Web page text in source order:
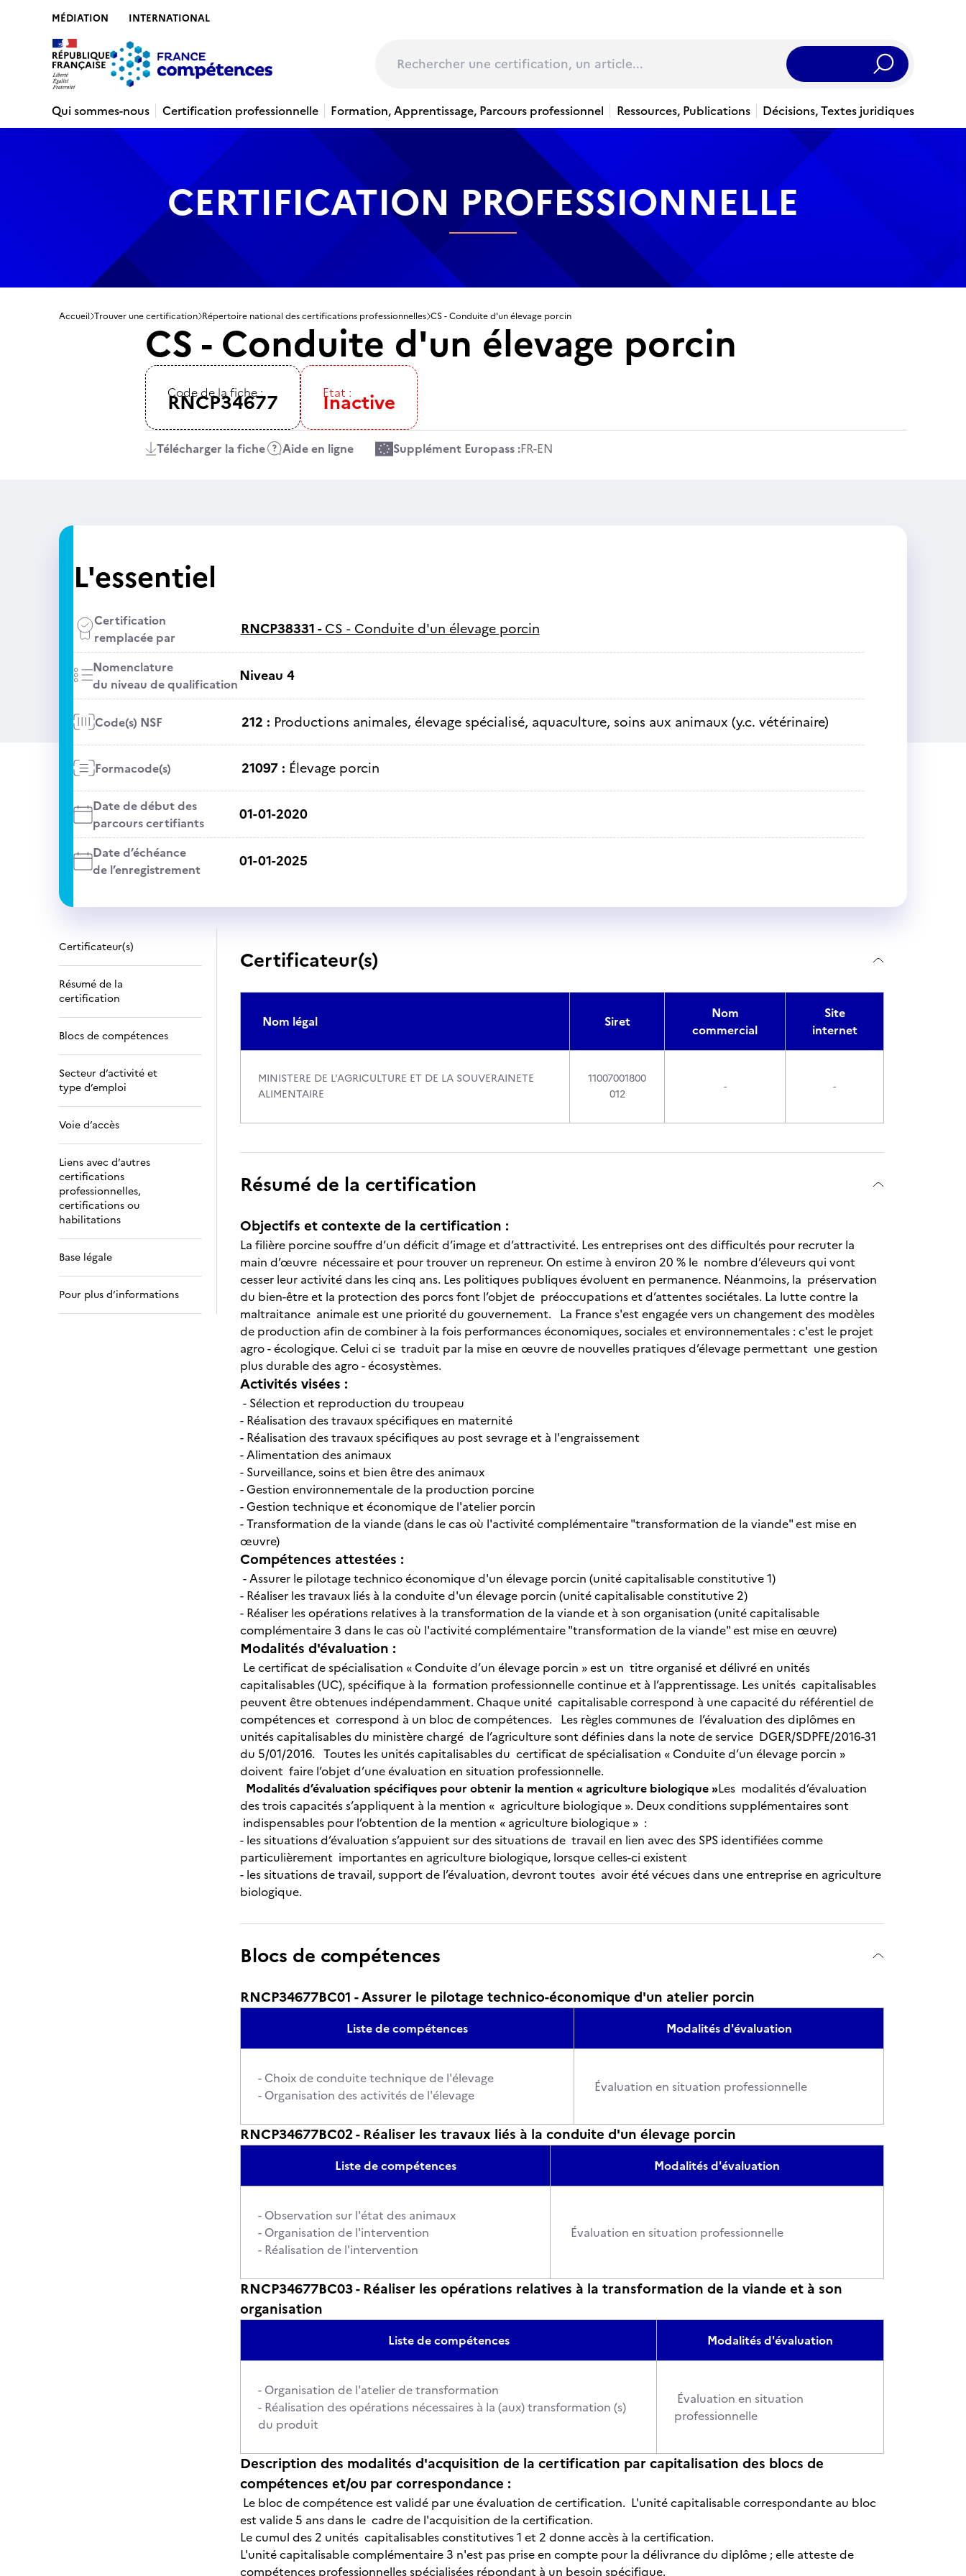
MÉDIATION INTERNATIONAL
Rechercher
Qui sommes-nous
Certification professionnelle Formation, Apprentissage, Parcours professionnel Ressources, Publications Décisions, Textes juridiques
CERTIFICATION PROFESSIONNELLE
Accueil Trouver une certification Répertoire national des certifications professionnelles CS - Conduite d'un élevage porcin
CS - Conduite d'un élevage porcin
Code de la fiche :
RNCP34677 Etat :
Inactive
Télécharger la fiche Aide en ligne Supplément Europass :FR-EN
L'essentiel
Certification
remplacée par
RNCP38331 -CS - Conduite d'un élevage porcin
Nomenclature
du niveau de qualificationNiveau 4
Code(s) NSF 212 : Productions animales, élevage spécialisé, aquaculture, soins aux animaux (y.c. vétérinaire)
Formacode(s) 21097 : Élevage porcin
Date de début des
parcours certifiants
01-01-2020
Date d’échéance
de l’enregistrement
01-01-2025
Certificateur(s)
Résumé de la
certification
Blocs de compétences
Secteur d’activité et
type d’emploi
Voie d’accès
Liens avec d’autres
certifications
professionnelles,
certifications ou
habilitations
Base légale
Pour plus d’informations
Certificateur(s)
Nom légal Siret
Nom
commercial
Site
internet
MINISTERE DE L'AGRICULTURE ET DE LA SOUVERAINETE
ALIMENTAIRE
11007001800
012
- -
Résumé de la certification
Objectifs et contexte de la certification :
La filière porcine souffre d’un déficit d’image et d’attractivité. Les entreprises ont des difficultés pour recruter la
main d’œuvre nécessaire et pour trouver un repreneur. On estime à environ 20 % le nombre d’éleveurs qui vont
cesser leur activité dans les cinq ans. Les politiques publiques évoluent en permanence. Néanmoins, la préservation
du bien-être et la protection des porcs font l’objet de préoccupations et d’attentes sociétales. La lutte contre la
maltraitance animale est une priorité du gouvernement. La France s'est engagée vers un changement des modèles
de production afin de combiner à la fois performances économiques, sociales et environnementales : c'est le projet
agro - écologique. Celui ci se traduit par la mise en œuvre de nouvelles pratiques d’élevage permettant une gestion
plus durable des agro - écosystèmes.
Activités visées :
- Sélection et reproduction du troupeau
- Réalisation des travaux spécifiques en maternité
- Réalisation des travaux spécifiques au post sevrage et à l'engraissement
- Alimentation des animaux
- Surveillance, soins et bien être des animaux
- Gestion environnementale de la production porcine
- Gestion technique et économique de l'atelier porcin
- Transformation de la viande (dans le cas où l'activité complémentaire "transformation de la viande" est mise en
œuvre)
Compétences attestées :
- Assurer le pilotage technico économique d'un élevage porcin (unité capitalisable constitutive 1)
- Réaliser les travaux liés à la conduite d'un élevage porcin (unité capitalisable constitutive 2)
- Réaliser les opérations relatives à la transformation de la viande et à son organisation (unité capitalisable
complémentaire 3 dans le cas où l'activité complémentaire "transformation de la viande" est mise en œuvre)
Modalités d'évaluation :
Le certificat de spécialisation « Conduite d’un élevage porcin » est un titre organisé et délivré en unités
capitalisables (UC), spécifique à la formation professionnelle continue et à l’apprentissage. Les unités capitalisables
peuvent être obtenues indépendamment. Chaque unité capitalisable correspond à une capacité du référentiel de
compétences et correspond à un bloc de compétences. Les règles communes de l’évaluation des diplômes en
unités capitalisables du ministère chargé de l’agriculture sont définies dans la note de service DGER/SDPFE/2016-31
du 5/01/2016. Toutes les unités capitalisables du certificat de spécialisation « Conduite d’un élevage porcin »
doivent faire l’objet d’une évaluation en situation professionnelle.
Modalités d’évaluation spécifiques pour obtenir la mention « agriculture biologique »Les modalités d’évaluation
des trois capacités s’appliquent à la mention « agriculture biologique ». Deux conditions supplémentaires sont
indispensables pour l’obtention de la mention « agriculture biologique » :
- les situations d’évaluation s’appuient sur des situations de travail en lien avec des SPS identifiées comme
particulièrement importantes en agriculture biologique, lorsque celles-ci existent
- les situations de travail, support de l’évaluation, devront toutes avoir été vécues dans une entreprise en agriculture
biologique.
Blocs de compétences
RNCP34677BC01 - Assurer le pilotage technico-économique d'un atelier porcin
Liste de compétences Modalités d'évaluation
- Choix de conduite technique de l'élevage
- Organisation des activités de l'élevage
Évaluation en situation professionnelle
RNCP34677BC02 - Réaliser les travaux liés à la conduite d'un élevage porcin
Liste de compétences Modalités d'évaluation
- Observation sur l'état des animaux
- Organisation de l'intervention
- Réalisation de l'intervention
Évaluation en situation professionnelle
RNCP34677BC03 - Réaliser les opérations relatives à la transformation de la viande et à son
organisation
Liste de compétences Modalités d'évaluation
- Organisation de l'atelier de transformation
- Réalisation des opérations nécessaires à la (aux) transformation (s)
du produit
Évaluation en situation
professionnelle
Description des modalités d'acquisition de la certification par capitalisation des blocs de
compétences et/ou par correspondance :
Le bloc de compétence est validé par une évaluation de certification. L'unité capitalisable correspondante au bloc
est valide 5 ans dans le cadre de l'acquisition de la certification.
Le cumul des 2 unités capitalisables constitutives 1 et 2 donne accès à la certification.
L'unité capitalisable complémentaire 3 n'est pas prise en compte pour la délivrance du diplôme ; elle atteste de
compétences professionnelles spécialisées répondant à un besoin spécifique.